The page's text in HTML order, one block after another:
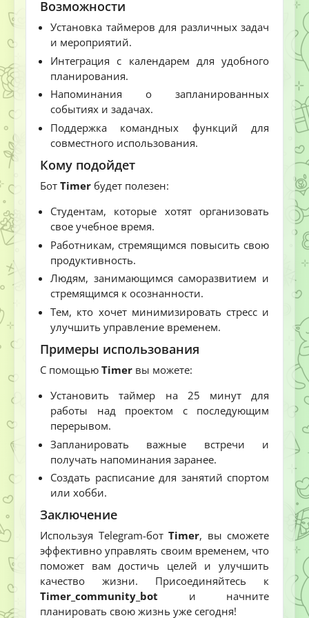
Возможности
Установка таймеров для различных задач
и мероприятий.
Интеграция с календарем для удобного
планирования.
Напоминания о запланированных
событиях и задачах.
Поддержка командных функций для
совместного использования.
Кому подойдет
Бот Timer будет полезен:
Студентам, которые хотят организовать
свое учебное время.
Работникам, стремящимся повысить свою
продуктивность.
Людям, занимающимся саморазвитием и
стремящимся к осознанности.
Тем, кто хочет минимизировать стресс и
улучшить управление временем.
Примеры использования
С помощью Timer вы можете:
Установить таймер на 25 минут для
работы над проектом с последующим
перерывом.
Запланировать важные встречи и
получать напоминания заранее.
Создать расписание для занятий спортом
или хобби.
Заключение
Используя Telegram-бот Timer, вы сможете
эффективно управлять своим временем, что
поможет вам достичь целей и улучшить
качество жизни. Присоединяйтесь к
Timer_community_bot и начните
планировать свою жизнь уже сегодня!